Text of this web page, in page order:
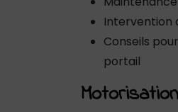
Intervention
Conseils
portail